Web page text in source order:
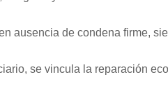
ausencia de condena firme,
se vincula la reparación